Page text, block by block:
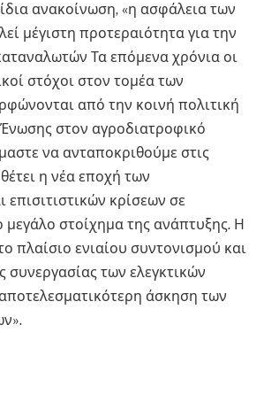
ανακοίνωση, «η ασφάλεια των
μέγιστη προτεραιότητα για την
Τα επόμενα χρόνια οι
στόχοι στον τομέα των
από την κοινή πολιτική
στον αγροδιατροφικό
να ανταποκριθούμε στις
η νέα εποχή των
επισιτιστικών κρίσεων σε
στοίχημα της ανάπτυξης. Η
πλαίσιο ενιαίου συντονισμού και
συνεργασίας των ελεγκτικών
άσκηση των